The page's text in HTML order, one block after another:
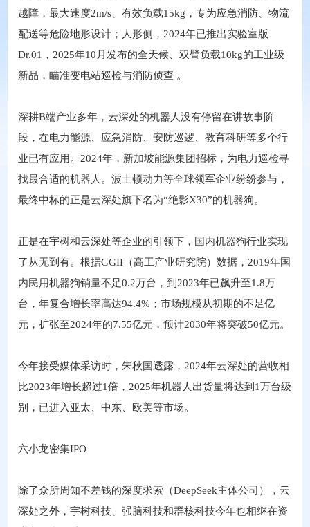
越障，最大速度2m/s、有效负载15kg，专为应急消防、物流
配送等危险地形设计；人形侧，2024年已推出实验室版
Dr.01，2025年10月发布的全天候、双臂负载10kg的工业级
新品，瞄准变电站巡检与消防侦查 。
深耕B端产业多年，云深处的机器人没有停留在讲故事阶
段，在电力能源、应急消防、安防巡逻、教育科研等多个行
业已有应用。2024年，新加坡能源集团招标，为电力巡检寻
找最合适的机器人。波士顿动力等全球领军企业纷纷参与，
最终中标的正是云深处旗下名为“绝影X30”的机器狗。
正是在宇树和云深处等企业的引领下，国内机器狗行业实现
了从无到有。根据GGII（高工产业研究院）数据，2019年国
内民用机器狗销量不足0.2万台，到2023年已飙升至1.8万
台，年复合增长率高达94.4%；市场规模从初期的不足亿
元，扩张至2024年的7.55亿元，预计2030年将突破50亿元。
今年接受媒体采访时，朱秋国透露，2024年云深处的营收相
比2023年增长超过1倍，2025年机器人出货量将达到1万台级
别，已进入亚太、中东、欧美等市场。
六小龙密集IPO
除了众所周知不差钱的深度求索（DeepSeek主体公司），云
深处之外，宇树科技、强脑科技和群核科技今年也相继在资